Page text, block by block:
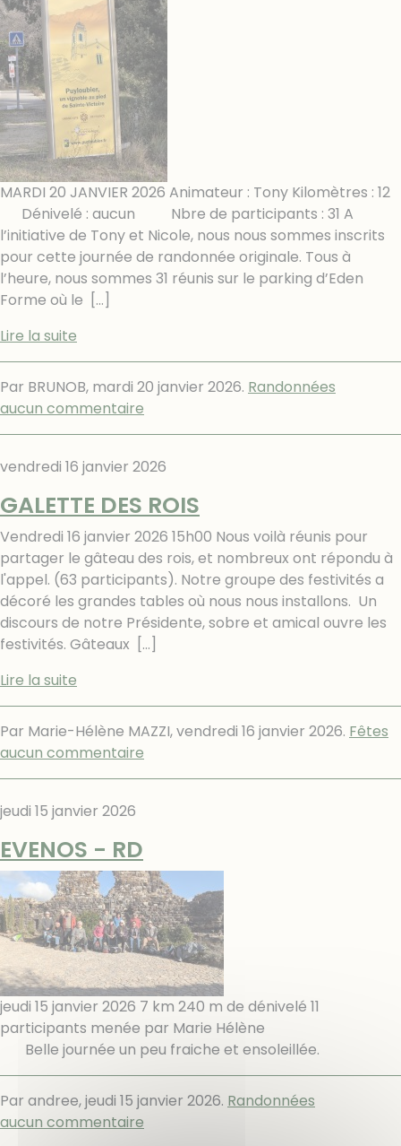
MARDI 20 JANVIER 2026 Animateur : Tony Kilomètres : 12
Dénivelé : aucun Nbre de participants : 31 A
l’initiative de Tony et Nicole, nous nous sommes inscrits
pour cette journée de randonnée originale. Tous à
l’heure, nous sommes 31 réunis sur le parking d’Eden
Forme où le
[…]
Lire la suite
Par BRUNOB, mardi 20 janvier 2026. Randonnées
aucun commentaire
vendredi 16 janvier 2026
GALETTE DES ROIS
Vendredi 16 janvier 2026 15h00 Nous voilà réunis pour
partager le gâteau des rois, et nombreux ont répondu à
l'appel. (63 participants). Notre groupe des festivités a
décoré les grandes tables où nous nous installons. Un
discours de notre Présidente, sobre et amical ouvre les
festivités. Gâteaux
[…]
Lire la suite
Par Marie-Hélène MAZZI,vendredi 16 janvier 2026. Fêtes
aucun commentaire
jeudi 15 janvier 2026
EVENOS - RD
jeudi 15 janvier 2026 7 km 240 m de dénivelé 11
participants menée par Marie Hélène
Belle journée un peu fraiche et ensoleillée.
Par andree,jeudi 15 janvier 2026. Randonnées
aucun commentaire